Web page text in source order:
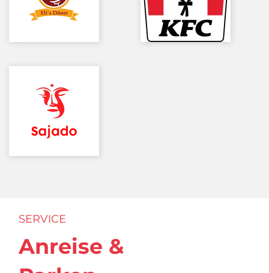
SERVICE
Anreise &